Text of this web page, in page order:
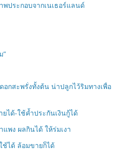
ประกอบจากเนเธอร์แลนด์
”
กสะพรั่งทั้งต้น น่าปลูกไว้ริมทางเพื่อ
ได้-ใช้ค้ำประกันเงินกู้ได้
พง ผลกินได้ ให้ร่มเงา
ได้ ล้อมขายก็ได้